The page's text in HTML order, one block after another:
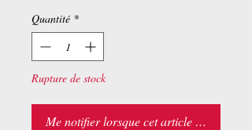
Quantité *
Rupture de stock
Me notifier lorsque cet article est